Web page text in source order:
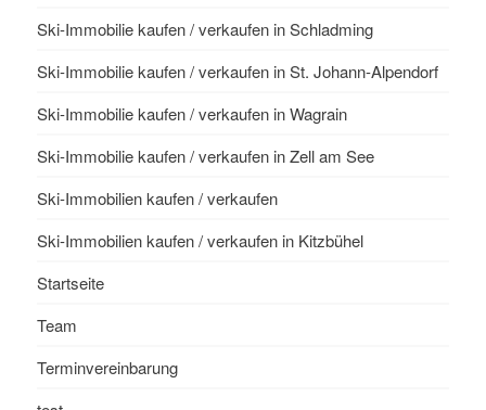
Ski-Immobilie kaufen / verkaufen in Schladming
Ski-Immobilie kaufen / verkaufen in St. Johann-Alpendorf
Ski-Immobilie kaufen / verkaufen in Wagrain
Ski-Immobilie kaufen / verkaufen in Zell am See
Ski-Immobilien kaufen / verkaufen
Ski-Immobilien kaufen / verkaufen in Kitzbühel
Startseite
Team
Terminvereinbarung